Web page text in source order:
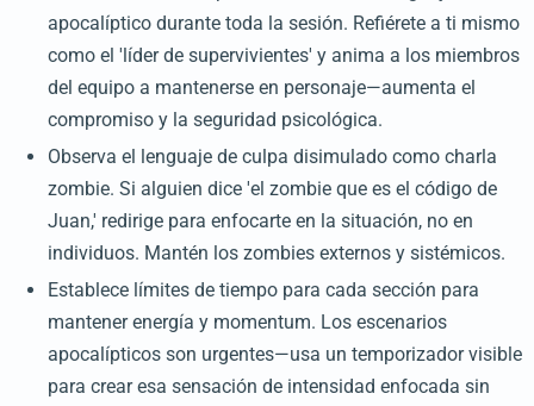
apocalíptico durante toda la sesión. Refiérete a ti mismo
como el 'líder de supervivientes' y anima a los miembros
del equipo a mantenerse en personaje—aumenta el
compromiso y la seguridad psicológica.
Observa el lenguaje de culpa disimulado como charla
zombie. Si alguien dice 'el zombie que es el código de
Juan,' redirige para enfocarte en la situación, no en
individuos. Mantén los zombies externos y sistémicos.
Establece límites de tiempo para cada sección para
mantener energía y momentum. Los escenarios
apocalípticos son urgentes—usa un temporizador visible
para crear esa sensación de intensidad enfocada sin